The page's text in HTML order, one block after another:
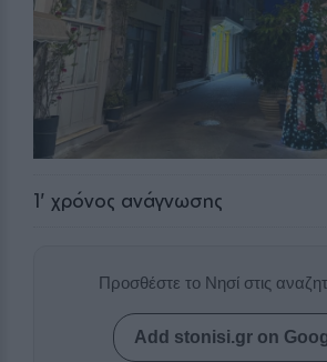
1' χρόνος ανάγνωσης
Προσθέστε το Νησί στις
Add stonisi.gr on